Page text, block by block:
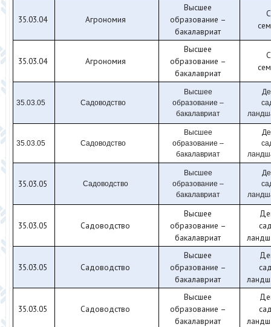
35.03.04 Агрономия
Высшее
образование –
бакалавриат
35.03.04 Агрономия
Высшее
образование –
бакалавриат
35.03.05 Садоводство
Высшее
образование –
бакалавриат
35.03.05 Садоводство
Высшее
образование –
бакалавриат
35.03.05 Садоводство
Высшее
образование –
бакалавриат
35.03.05 Садоводство
Высшее
образование –
бакалавриат
35.03.05 Садоводство
Высшее
образование –
бакалавриат
35.03.05 Садоводство
Высшее
образование –
бакалавриат